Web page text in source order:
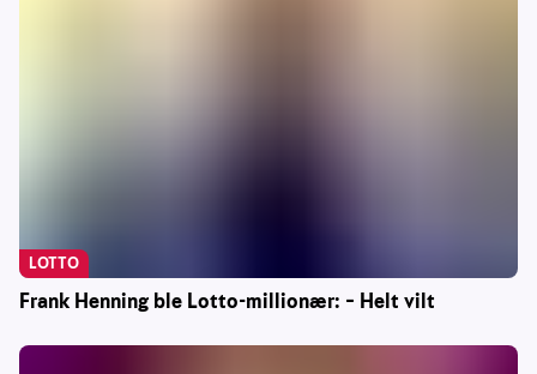
Frank Henning ble Lotto-millionær: – Helt vilt
LOTTO